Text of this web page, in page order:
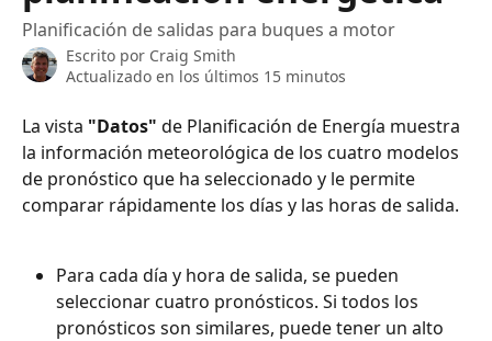
Planificación de salidas para buques a motor
Escrito por Craig Smith
Actualizado en los últimos 15 minutos
La vista "Datos" de Planificación de Energía muestra
la información meteorológica de los cuatro modelos
de pronóstico que ha seleccionado y le permite
comparar rápidamente los días y las horas de salida.
Para cada día y hora de salida, se pueden
seleccionar cuatro pronósticos. Si todos los
pronósticos son similares, puede tener un alto